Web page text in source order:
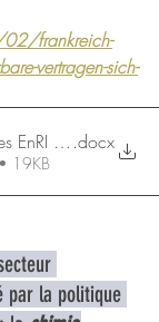
frankreich-
vertragen-sich-
Vu d'Allemagne
.docx
19KB
par la politique